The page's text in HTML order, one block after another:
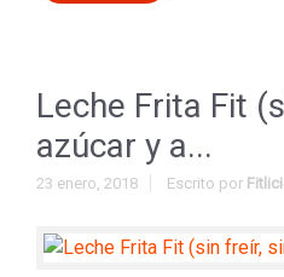
Leche Frita Fit
azúcar y a...
23 enero, 2018 Escrito por